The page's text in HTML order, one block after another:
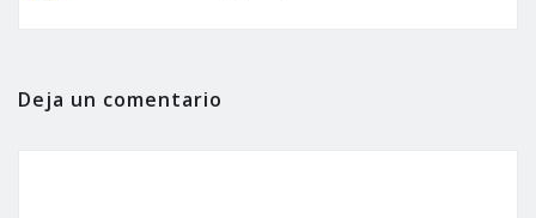
Deja un comentario